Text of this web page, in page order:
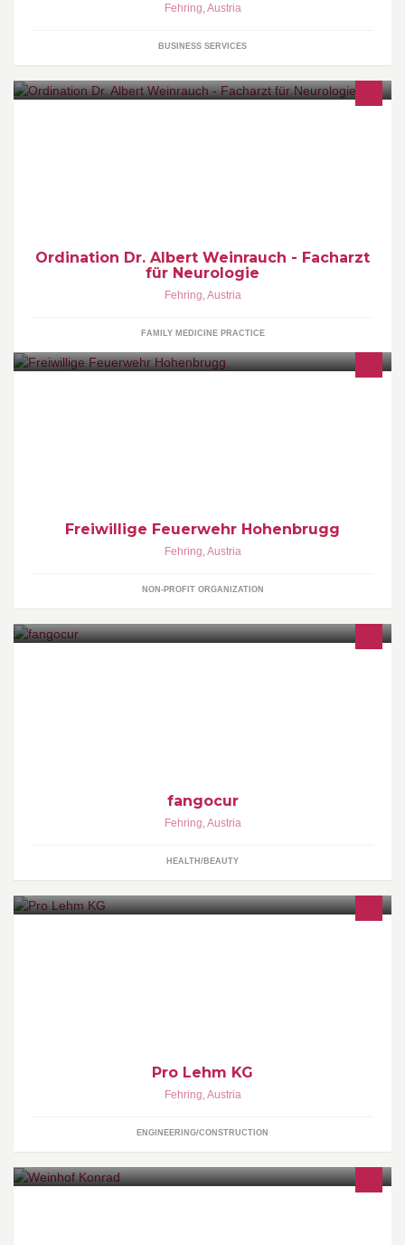
Fehring,Austria
BUSINESS SERVICES
Ordination Dr. Albert Weinrauch - Facharzt
für Neurologie
Fehring,Austria
FAMILY MEDICINE PRACTICE
Freiwillige Feuerwehr Hohenbrugg
Fehring,Austria
NON-PROFIT ORGANIZATION
fangocur
Fehring,Austria
HEALTH/BEAUTY
Pro Lehm KG
Fehring,Austria
ENGINEERING/CONSTRUCTION